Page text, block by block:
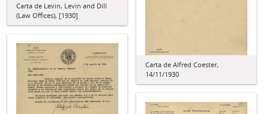
Carta de Levin, Levin and Dill
(Law Offices), [1930]
Carta de Alfred Coester,
14/11/1930